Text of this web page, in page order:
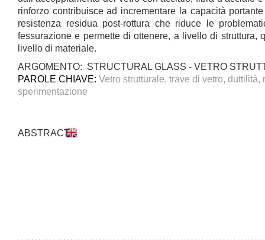
rinforzo contribuisce ad incrementare la capacità
resistenza residua post-rottura che riduce le
fessurazione e permette di ottenere, a livello di struttura,
livello di materiale.
ARGOMENTO: STRUCTURAL GLASS - VETRO
PAROLE CHIAVE: Vetro strutturale, trave di vetro,
sperimentazione
ABSTRACT